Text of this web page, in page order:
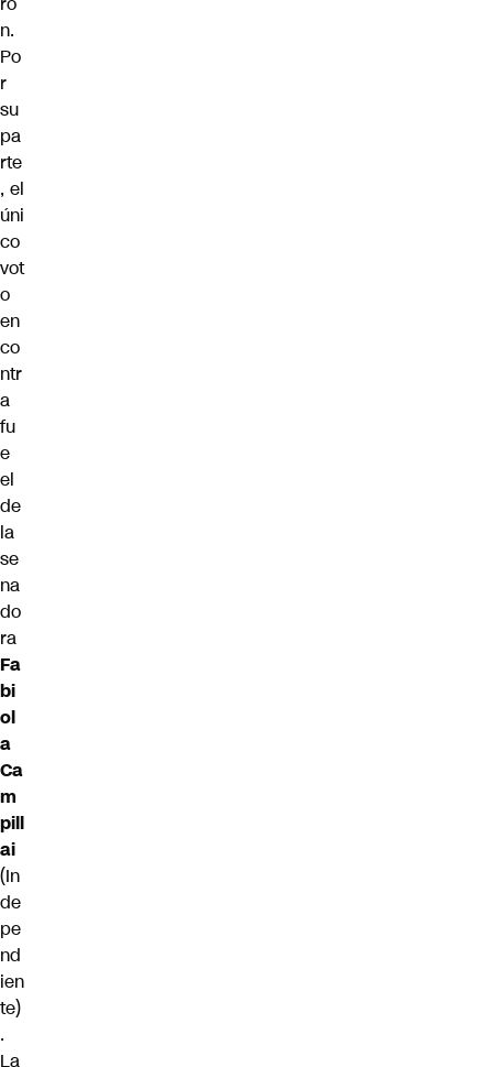
n.
Po
r
su
pa
rte
, el
úni
co
vot
o
en
co
ntr
a
fu
e
el
de
la
se
na
do
ra
Fa
bi
ol
a
Ca
m
pill
ai
(In
de
pe
nd
ien
te)
.
La